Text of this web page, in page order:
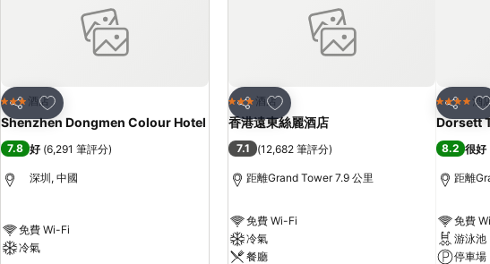
分享
放到收藏夾
3 星級酒店
Shenzhen Dongmen Colour Hotel
7.8 好 (6,291 筆評分)
深圳, 中國
免費 Wi-Fi
冷氣
分享
放到收藏夾
3 星級酒店
香港遠東絲麗酒店
7.1 (12,682 筆評分)
距離Grand Tower 7.9 公里
免費 Wi-Fi
冷氣
餐廳
分享
放
4 星級 酒
Dorsett
8.2 很好
距離
免費
游泳池
停車場